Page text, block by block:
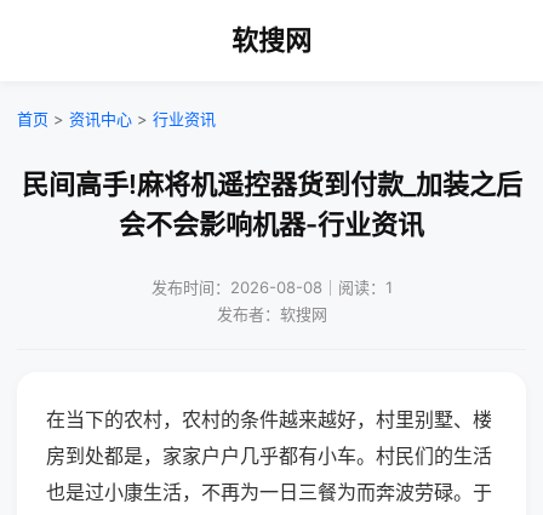
软搜网
首页 > 资讯中心 > 行业资讯
民间高手!麻将机遥控器货到付款_加装之后
会不会影响机器-行业资讯
发布时间：2026-08-08｜阅读：1
发布者：软搜网
在当下的农村，农村的条件越来越好，村里别墅、楼
房到处都是，家家户户几乎都有小车。村民们的生活
也是过小康生活，不再为一日三餐为而奔波劳碌。于